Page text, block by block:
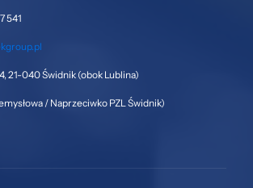
541
21-040 Świdnik (obok Lublina)
/ Naprzeciwko PZL Świdnik)